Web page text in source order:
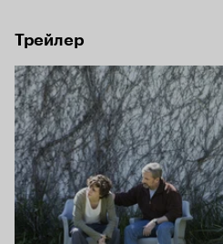
красивым мальчиком.
Трейлер